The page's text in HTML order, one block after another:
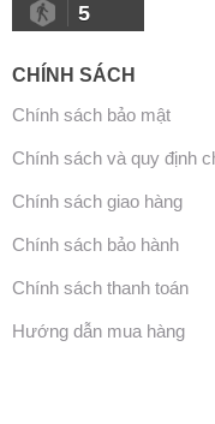
5
CHÍNH SÁCH
Chính sách bảo mật
Chính sách và quy định
Chính sách giao hàng
Chính sách bảo hành
Chính sách thanh toán
Hướng dẫn mua hàng